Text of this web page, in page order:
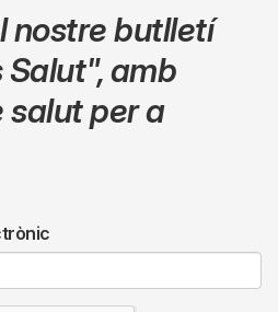
nostre butlletí
Salut",amb
salut per a